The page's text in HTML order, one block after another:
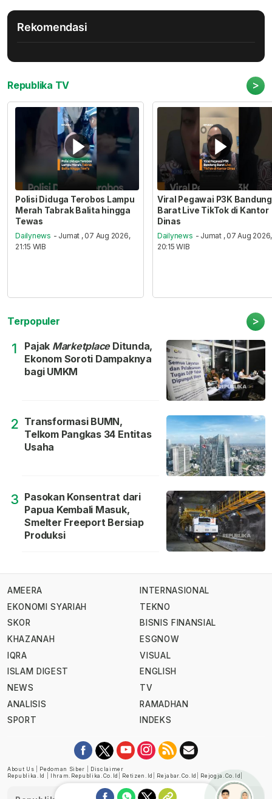
Rekomendasi
Republika TV >
Polisi Diduga Terobos Lampu
Merah Tabrak Balita hingga
Tewas
Dailynews - Jumat , 07 Aug 2026,
21:15 WIB
Viral Pegawai P3K Bandung
Barat Live TikTok di Kantor
Dinas
Dailynews - Jumat , 07 Aug 2026,
20:15 WIB
Terpopuler >
1 Pajak MarketplaceDitunda,
Ekonom Soroti Dampaknya
bagi UMKM
2 Transformasi BUMN,
Telkom Pangkas 34 Entitas
Usaha
3 Pasokan Konsentrat dari
Papua Kembali Masuk,
Smelter Freeport Bersiap
Produksi
AMEERA
EKONOMI SYARIAH
SKOR
KHAZANAH
IQRA
ISLAM DIGEST
NEWS
ANALISIS
SPORT
INTERNASIONAL
TEKNO
BISNIS FINANSIAL
ESGNOW
VISUAL
ENGLISH
TV
RAMADHAN
INDEKS
About Us Pedoman Siber
Disclaimer
Republika.id
Ihram.republika.co.id Retizen.id Rejabar.co.id Rejogja.co.id